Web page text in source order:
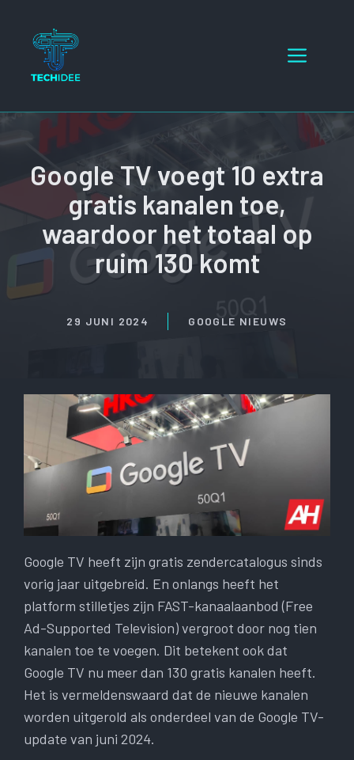
inhoud
Menu
Google TV voegt 10 extra
gratis kanalen toe,
waardoor het totaal op
ruim 130 komt
29 JUNI 2024 GOOGLE NIEUWS
Google TV heeft zijn gratis zendercatalogus sinds
vorig jaar uitgebreid. En onlangs heeft het
platform stilletjes zijn FAST-kanaalaanbod (Free
Ad-Supported Television) vergroot door nog tien
kanalen toe te voegen. Dit betekent ook dat
Google TV nu meer dan 130 gratis kanalen heeft.
Het is vermeldenswaard dat de nieuwe kanalen
worden uitgerold als onderdeel van de Google TV-
update van juni 2024.